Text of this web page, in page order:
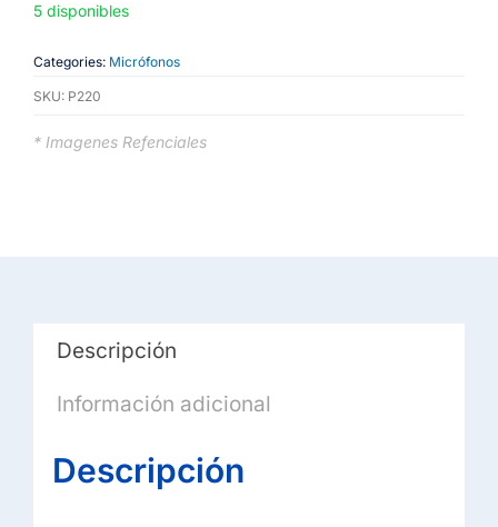
-
Microphone
diaphragm
5 disponibles
Categories: Micrófonos
SKU: P220
* Imagenes Refenciales
Descripción
Información adicional
Descripción